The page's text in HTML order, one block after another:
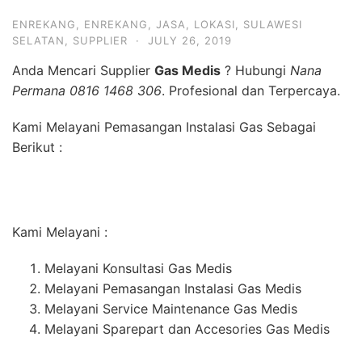
ENREKANG ENREKANG JASA LOKASI
SULAWESI
SELATAN
SUPPLIER · JULY 26, 2019
Anda Mencari Supplier Gas Medis ? Hubungi Nana
Permana 0816 1468 306. Profesional dan Terpercaya.
Kami Melayani Pemasangan Instalasi Gas Sebagai
Berikut :
Kami Melayani :
Melayani Konsultasi Gas Medis
Melayani Pemasangan Instalasi Gas Medis
Melayani Service Maintenance Gas Medis
Melayani Sparepart dan Accesories Gas Medis